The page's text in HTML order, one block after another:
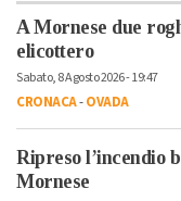
A Mornese due
elicottero
Sabato, 8 Agosto 2026 - 19:47
CRONACA-OVADA
Ripreso l’incendio
Mornese